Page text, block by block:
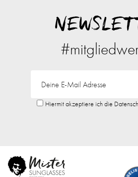
Hiermit akzeptiere ich die